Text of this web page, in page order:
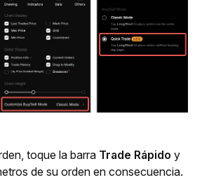
toque la barra Trade Rápido y
de su orden en consecuencia.